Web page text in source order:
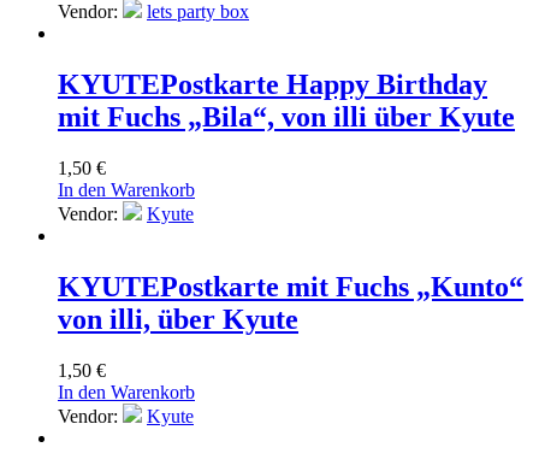
Vendor:
lets party box
KYUTEPostkarte Happy Birthday
mit Fuchs „Bila“, von illi über Kyute
1,50 €
In den Warenkorb
Vendor:
Kyute
KYUTEPostkarte mit Fuchs „Kunto“
von illi, über Kyute
1,50 €
In den Warenkorb
Vendor:
Kyute